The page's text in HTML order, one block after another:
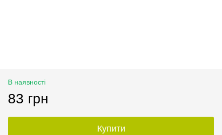
В наявності
83 грн
Купити